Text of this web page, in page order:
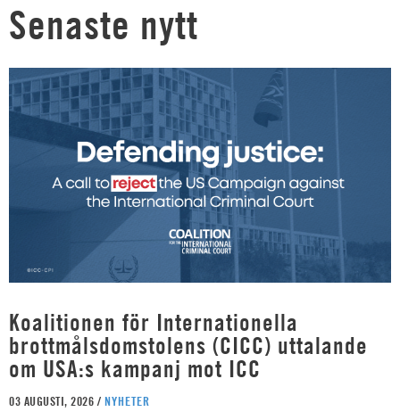
Senaste nytt
Koalitionen för Internationella
brottmålsdomstolens (CICC) uttalande
om USA:s kampanj mot ICC
03 AUGUSTI, 2026 / NYHETER